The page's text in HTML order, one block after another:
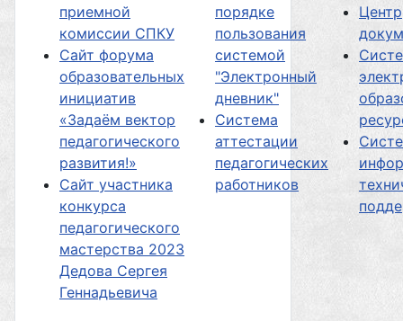
приемной
комиссии СПКУ
Сайт форума
образовательных
инициатив
«Задаём вектор
педагогического
развития!»
Сайт участника
конкурса
педагогического
мастерства 2023
Дедова Сергея
Геннадьевича
порядке
пользования
системой
"Электронный
дневник"
Система
аттестации
педагогических
работников
Центр